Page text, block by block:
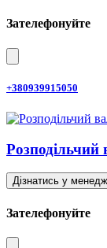
Зателефонуйте
+380939915050
Дізнатись у
Зателефонуйте